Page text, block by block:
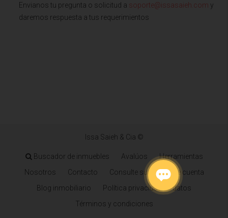
Envianos tu pregunta o solicitud a soporte@issasaieh.com y
daremos respuesta a tus requerimientos
Issa Saieh & Cia ©
Buscador de inmuebles Avalúos
Herramientas
Nosotros
Contacto
Consulte su estado de cuenta
Blog inmobiliario
Política privacidad de datos
Términos y condiciones